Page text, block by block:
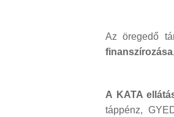
Az öregedő
finanszírozása
A KATA
táppénz,